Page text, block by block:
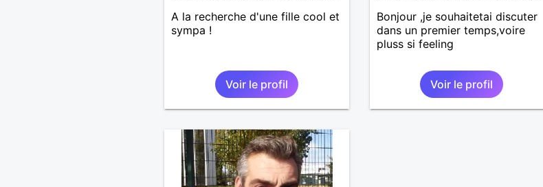
A la recherche d'une fille cool et
sympa !
Voir le profil
Bonjour ,je souhaitetai discuter
dans un premier temps,voire
pluss si feeling
Voir le profil